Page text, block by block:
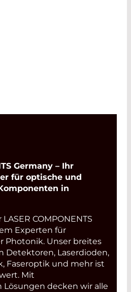
Germany – Ihr
für optische und
in
COMPONENTS
Experten für
Photonik. Unser breites
Detektoren, Laserdioden,
Faseroptik und mehr ist
Mit
decken wir alle